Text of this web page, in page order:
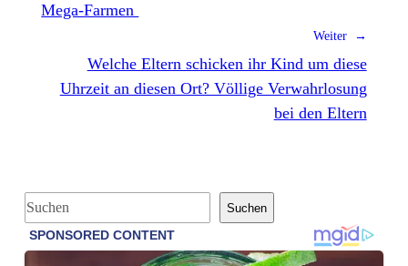
Mega-Farmen
Weiter →
Welche Eltern schicken ihr Kind um diese
Uhrzeit an diesen Ort? Völlige Verwahrlosung
bei den Eltern
S
u
Suchen